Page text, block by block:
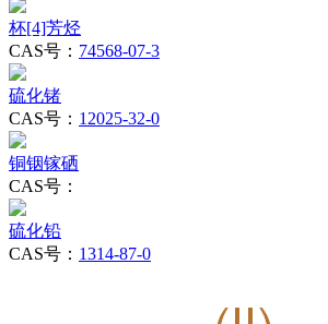
杯[4]芳烃
CAS号： 74568-07-3
硫化锗
CAS号： 12025-32-0
铜铟镓硒
CAS号：
硫化铅
CAS号： 1314-87-0